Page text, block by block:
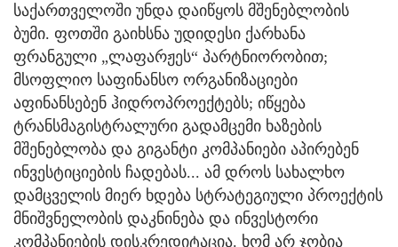
საქართველოში უნდა დაიწყოს მშენებლობის
ბუმი. ფოთში გაიხსნა უდიდესი ქარხანა
ფრანგული „ლაფარჟეს“ პარტნიორობით;
მსოფლიო საფინანსო ორგანიზაციები
აფინანსებენ ჰიდროპროექტებს; იწყება
ტრანსმაგისტრალური გადამცემი ხაზების
მშენებლობა და გიგანტი კომპანიები აპირებენ
ინვესტიციების ჩადებას... ამ დროს სახალხო
დამცველის მიერ ხდება სტრატეგიული პროექტის
მნიშვნელობის დაკნინება და ინვესტორი
კომპანიების დისკრედიტაცია. ხომ არ ჯობია